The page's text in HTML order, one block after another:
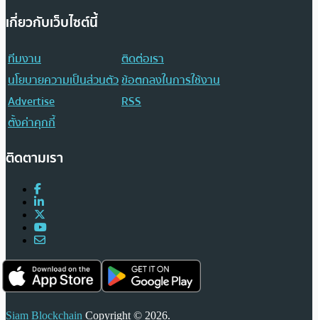
เกี่ยวกับเว็บไซต์นี้
ทีมงาน
ติดต่อเรา
นโยบายความเป็นส่วนตัวข้อตกลงในการใช้งาน
Advertise
RSS
ตั้งค่าคุกกี้
ติดตามเรา
Siam Blockchain Copyright © 2026.